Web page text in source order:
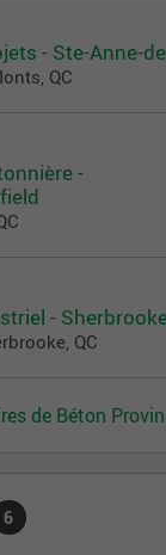
- Ste-Anne-
QC
-
-
QC
de Béton
6